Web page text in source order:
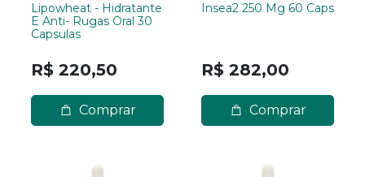
Lipowheat - Hidratante
E Anti- Rugas Oral 30
Capsulas
R$ 220,50
Comprar
Insea2 250 Mg 60 Caps
R$ 282,00
Comprar